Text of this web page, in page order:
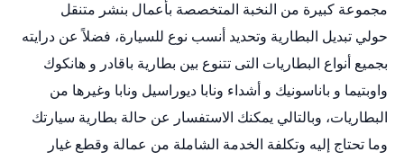
مجموعة كبيرة من النخبة المتخصصة بأعمال بنشر متنقل
حولي تبديل البطارية وتحديد أنسب نوع للسيارة، فضلاً عن درايته
بجميع أنواع البطاريات التى تتنوع بين بطارية باقادر و هانكوك
واوبتيما و باناسونيك و أشداء ونابا ديوراسيل ونابا وغيرها من
البطاريات، وبالتالي يمكنك الاستفسار عن حالة بطارية سيارتك
وما تحتاج إليه وتكلفة الخدمة الشاملة من عمالة وقطع غيار